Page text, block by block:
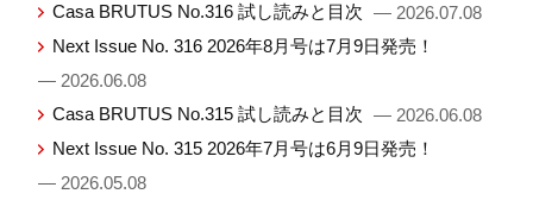
Casa BRUTUS No.316 試し読みと目次 — 2026.07.08
Next Issue No. 316 2026年8月号は7月9日発売！
— 2026.06.08
Casa BRUTUS No.315 試し読みと目次 — 2026.06.08
Next Issue No. 315 2026年7月号は6月9日発売！
— 2026.05.08